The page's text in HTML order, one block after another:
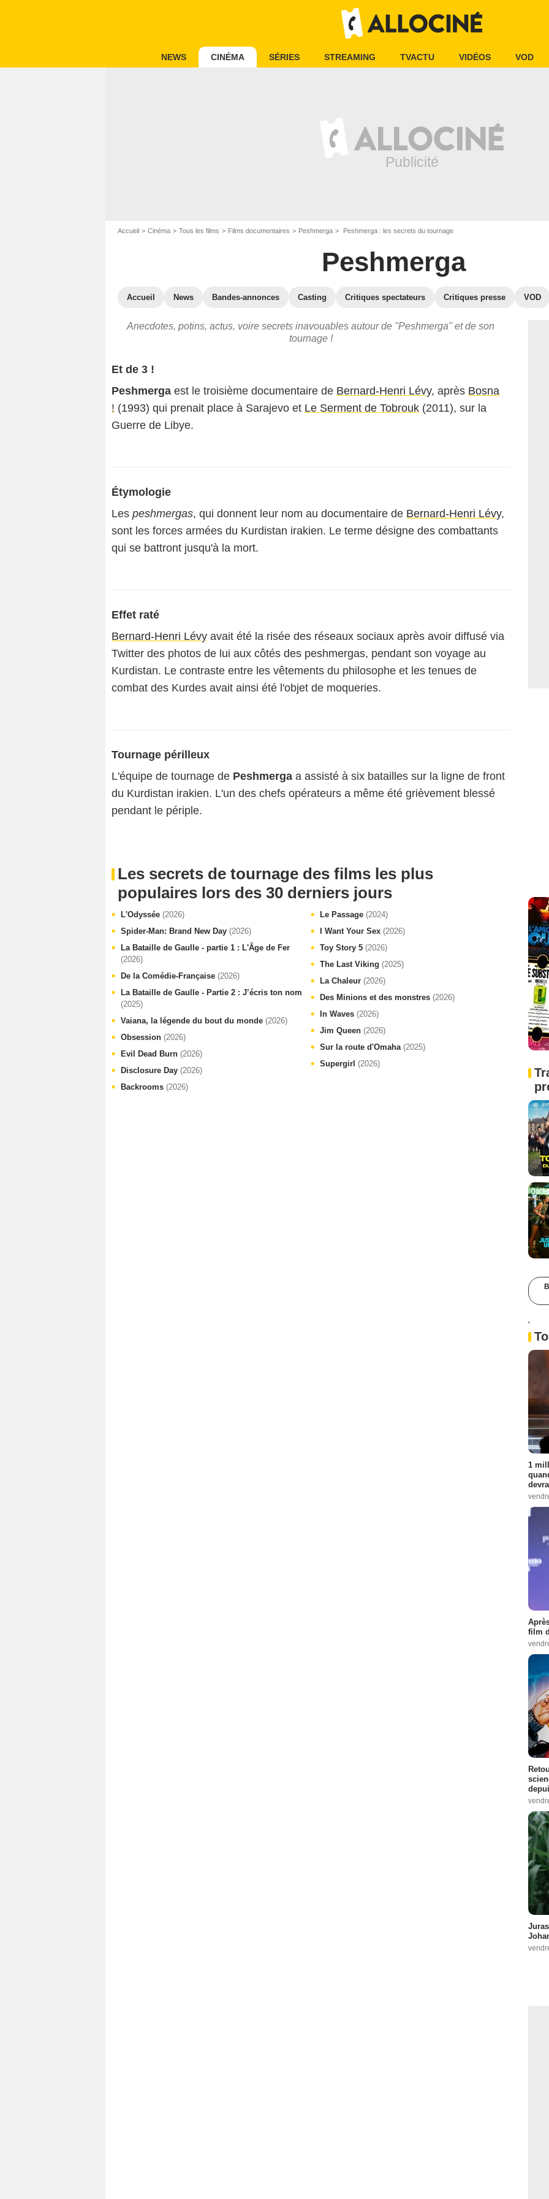
NEWS CINÉMA SÉRIES STREAMING TVACTU VIDÉOS VOD
Accueil Cinéma Tous les films Films documentaires Peshmerga Peshmerga : les secrets du tournage
Peshmerga
Accueil News Bandes-annonces Casting Critiques spectateurs Critiques presse VOD
Anecdotes, potins, actus, voire secrets inavouables autour de "Peshmerga" et de son
tournage !
Et de 3 !
Peshmerga est le troisième documentaire de Bernard-Henri Lévy, après Bosna
! (1993) qui prenait place à Sarajevo et Le Serment de Tobrouk (2011), sur la
Guerre de Libye.
Étymologie
Les peshmergas, qui donnent leur nom au documentaire de Bernard-Henri Lévy,
sont les forces armées du Kurdistan irakien. Le terme désigne des combattants
qui se battront jusqu'à la mort.
Effet raté
Bernard-Henri Lévy avait été la risée des réseaux sociaux après avoir diffusé via
Twitter des photos de lui aux côtés des peshmergas, pendant son voyage au
Kurdistan. Le contraste entre les vêtements du philosophe et les tenues de
combat des Kurdes avait ainsi été l'objet de moqueries.
Tournage périlleux
L'équipe de tournage de Peshmerga a assisté à six batailles sur la ligne de front
du Kurdistan irakien. L'un des chefs opérateurs a même été grièvement blessé
pendant le périple.
Les secrets de tournage des films les plus
populaires lors des 30 derniers jours
L'Odyssée (2026)
Spider-Man: Brand New Day (2026)
La Bataille de Gaulle - partie 1 : L'Âge de Fer
(2026)
De la Comédie-Française (2026)
La Bataille de Gaulle - Partie 2 : J’écris ton nom
(2025)
Vaiana, la légende du bout du monde (2026)
Obsession (2026)
Evil Dead Burn (2026)
Disclosure Day (2026)
Backrooms (2026)
Le Passage (2024)
I Want Your Sex (2026)
Toy Story 5 (2026)
The Last Viking (2025)
La Chaleur (2026)
Des Minions et des monstres (2026)
In Waves (2026)
Jim Queen (2026)
Sur la route d'Omaha (2025)
Supergirl (2026)
'
1
film